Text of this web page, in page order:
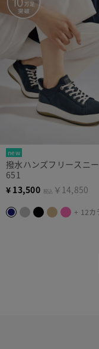
new
撥水ハンズフリースニ
651
¥ 13,500 税込 ￥14,850
+ 12カ